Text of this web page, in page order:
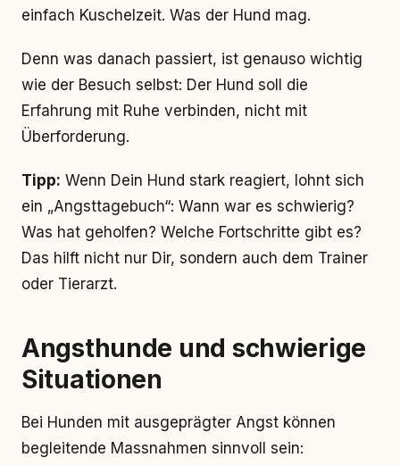
einfach Kuschelzeit. Was der Hund mag.
Denn was danach passiert, ist genauso wichtig
wie der Besuch selbst: Der Hund soll die
Erfahrung mit Ruhe verbinden, nicht mit
Überforderung.
Tipp: Wenn Dein Hund stark reagiert, lohnt sich
ein „Angsttagebuch“: Wann war es schwierig?
Was hat geholfen? Welche Fortschritte gibt es?
Das hilft nicht nur Dir, sondern auch dem Trainer
oder Tierarzt.
Angsthunde und schwierige
Situationen
Bei Hunden mit ausgeprägter Angst können
begleitende Massnahmen sinnvoll sein: